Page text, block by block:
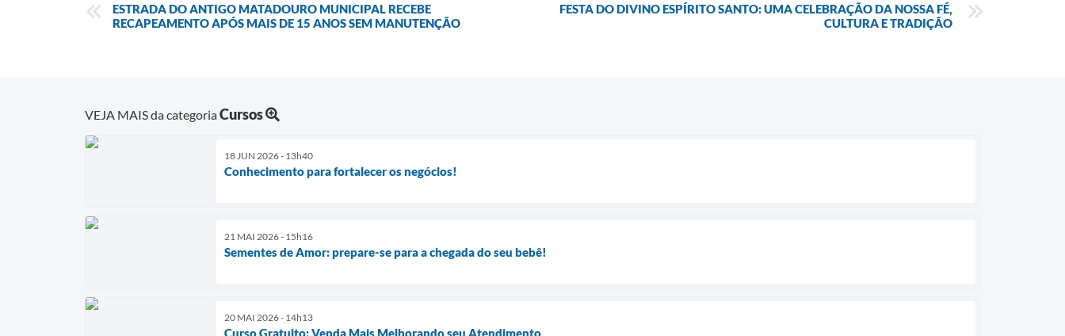
ESTRADA DO ANTIGO MATADOURO MUNICIPAL RECEBE
RECAPEAMENTO APÓS MAIS DE 15 ANOS SEM MANUTENÇÃO
FESTA DO DIVINO ESPÍRITO SANTO: UMA CELEBRAÇÃO DA NOSSA FÉ,
CULTURA E TRADIÇÃO
VEJA MAIS da categoriaCursos
18 JUN 2026 - 13h40
Conhecimento para fortalecer os negócios!
21 MAI 2026 - 15h16
Sementes de Amor: prepare-se para a chegada do seu bebê!
20 MAI 2026 - 14h13
Curso Gratuito: Venda Mais Melhorando seu Atendimento